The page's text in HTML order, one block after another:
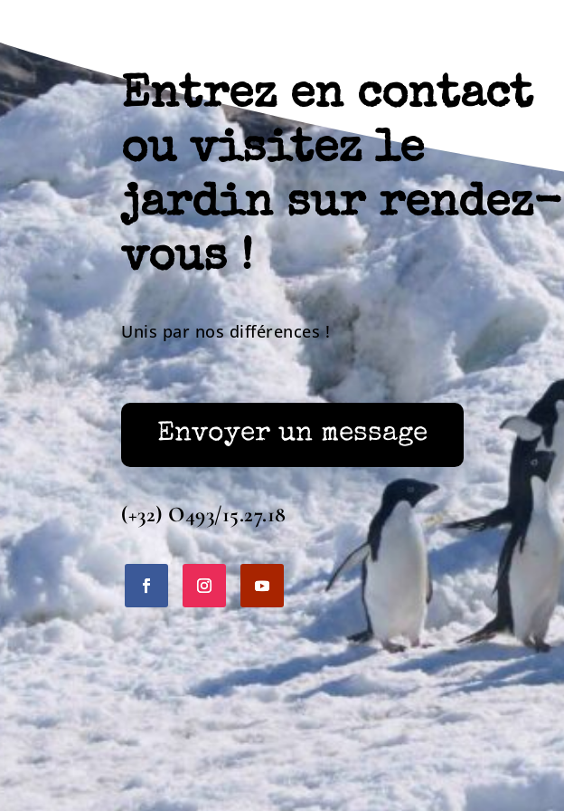
Entrez en contact
ou visitez le
jardin sur rendez-
vous !
Unis par nos différences !
Envoyer un message
(+32) O493/15.27.18